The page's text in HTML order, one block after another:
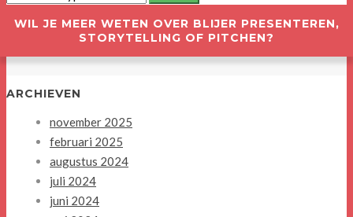
WIL JE MEER WETEN OVER BLIJER PRESENTEREN,
STORYTELLING OF PITCHEN?
ARCHIEVEN
november 2025
februari 2025
augustus 2024
juli 2024
juni 2024